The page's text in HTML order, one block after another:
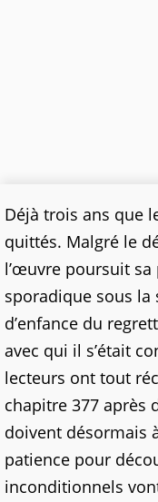
Déjà trois ans que
quittés. Malgré le
l’œuvre poursuit
sporadique sous la
d’enfance du
avec qui il s’était
lecteurs ont tout
chapitre 377 après
doivent désormais
patience pour
inconditionnels